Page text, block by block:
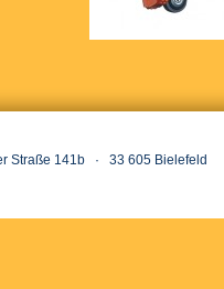
Straße 141b · 33 605 Bielefeld